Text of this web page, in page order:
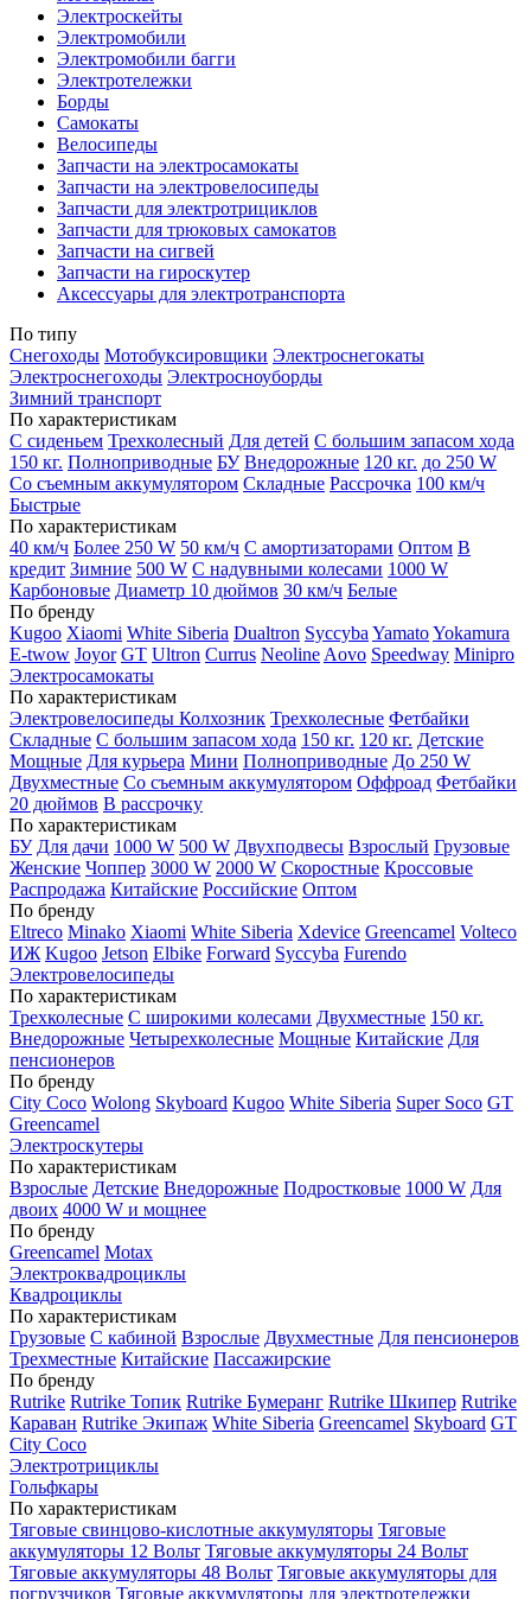
Электроскейты
Электромобили
Электромобили багги
Электротележки
Борды
Самокаты
Велосипеды
Запчасти на электросамокаты
Запчасти на электровелосипеды
Запчасти для электротрициклов
Запчасти для трюковых самокатов
Запчасти на сигвей
Запчасти на гироскутер
Аксессуары для электротранспорта
По типу
Снегоходы Мотобуксировщики Электроснегокаты
Электроснегоходы Электросноуборды
Зимний транспорт
По характеристикам
С сиденьем Трехколесный Для детей С большим запасом хода
150 кг. Полноприводные БУ Внедорожные 120 кг. до 250 W
Со съемным аккумулятором Складные Рассрочка 100 км/ч
Быстрые
По характеристикам
40 км/ч Более 250 W 50 км/ч С амортизаторами Оптом В
кредит Зимние 500 W С надувными колесами 1000 W
Карбоновые Диаметр 10 дюймов 30 км/ч Белые
По бренду
Kugoo Xiaomi White Siberia Dualtron Syccyba YamatoYokamura
E-twow Joyor GT Ultron Currus Neoline Aovo Speedway Minipro
Электросамокаты
По характеристикам
Электровелосипеды Колхозник Трехколесные Фетбайки
Складные С большим запасом хода 150 кг. 120 кг. Детские
Мощные Для курьера Мини Полноприводные До 250 W
Двухместные Со съемным аккумулятором Оффроад Фетбайки
20 дюймов В рассрочку
По характеристикам
БУ Для дачи 1000 W 500 W Двухподвесы Взрослый Грузовые
Женские Чоппер 3000 W 2000 W Скоростные Кроссовые
Распродажа Китайские Российские Оптом
По бренду
Eltreco Minako Xiaomi White Siberia Xdevice Greencamel Volteco
ИЖ Kugoo Jetson Elbike Forward Syccyba Furendo
Электровелосипеды
По характеристикам
Трехколесные С широкими колесами Двухместные 150 кг.
Внедорожные Четырехколесные Мощные Китайские Для
пенсионеров
По бренду
City Coco Wolong Skyboard Kugoo White Siberia Super Soco GT
Greencamel
Электроскутеры
По характеристикам
Взрослые Детские Внедорожные Подростковые 1000 W Для
двоих 4000 W и мощнее
По бренду
Greencamel Motax
Электроквадроциклы
Квадроциклы
По характеристикам
Грузовые С кабиной Взрослые Двухместные Для пенсионеров
Трехместные Китайские Пассажирские
По бренду
Rutrike Rutrike Топик Rutrike Бумеранг Rutrike Шкипер Rutrike
Караван Rutrike Экипаж White Siberia Greencamel Skyboard GT
City Coco
Электротрициклы
Гольфкары
По характеристикам
Тяговые свинцово-кислотные аккумуляторы Тяговые
аккумуляторы 12 Вольт Тяговые аккумуляторы 24 Вольт
Тяговые аккумуляторы 48 Вольт Тяговые аккумуляторы для
погрузчиков Тяговые аккумуляторы для электротележки